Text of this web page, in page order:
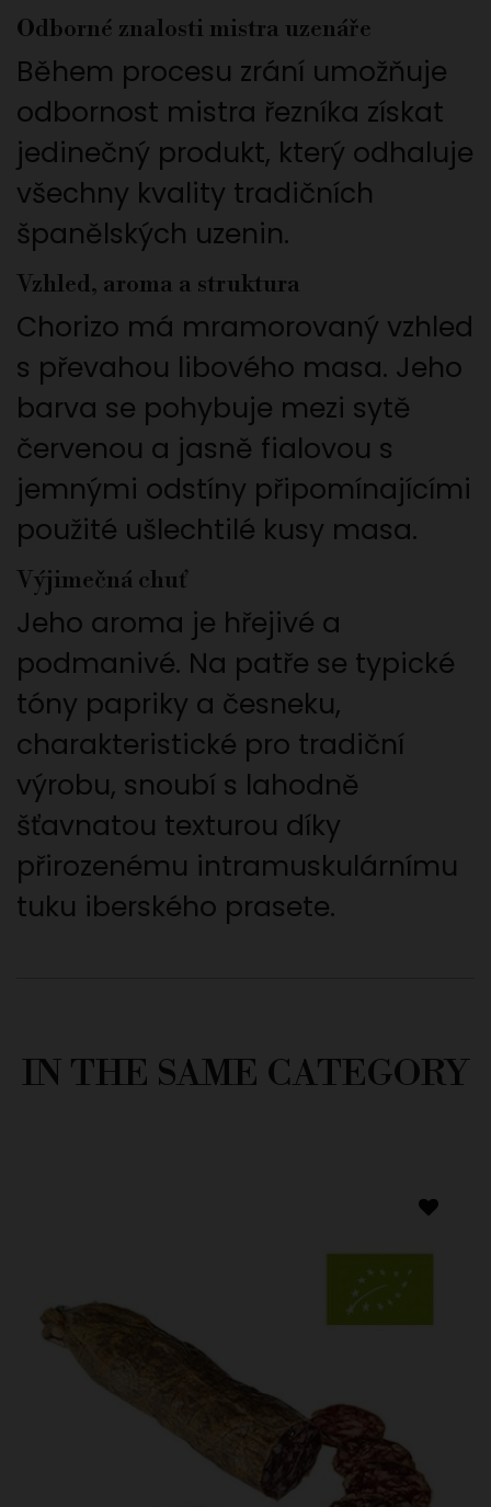
Odborné znalosti mistra uzenáře
Během procesu zrání umožňuje
odbornost mistra řezníka získat
jedinečný produkt, který odhaluje
všechny kvality tradičních
španělských uzenin.
Vzhled, aroma a struktura
Chorizo má mramorovaný vzhled
s převahou libového masa. Jeho
barva se pohybuje mezi sytě
červenou a jasně fialovou s
jemnými odstíny připomínajícími
použité ušlechtilé kusy masa.
Výjimečná chuť
Jeho aroma je hřejivé a
podmanivé. Na patře se typické
tóny papriky a česneku,
charakteristické pro tradiční
výrobu, snoubí s lahodně
šťavnatou texturou díky
přirozenému intramuskulárnímu
tuku iberského prasete.
IN THE SAME CATEGORY